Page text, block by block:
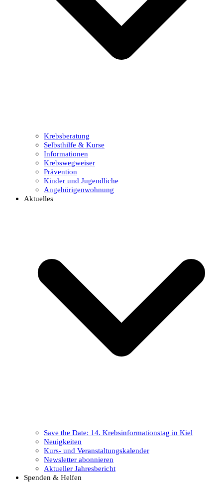
Krebsberatung
Selbsthilfe & Kurse
Informationen
Krebswegweiser
Prävention
Kinder und Jugendliche
Angehörigenwohnung
Aktuelles
Save the Date: 14. Krebsinformationstag in Kiel
Neuigkeiten
Kurs- und Veranstaltungskalender
Newsletter abonnieren
Aktueller Jahresbericht
Spenden & Helfen